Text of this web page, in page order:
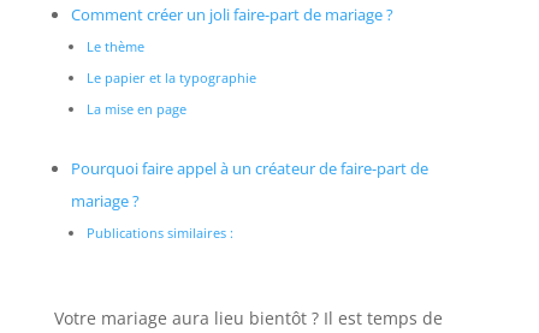
Comment créer un joli faire-part de mariage ?
Le thème
Le papier et la typographie
La mise en page
Pourquoi faire appel à un créateur de faire-part de
mariage ?
Publications similaires :
Votre mariage aura lieu bientôt ? Il est temps de